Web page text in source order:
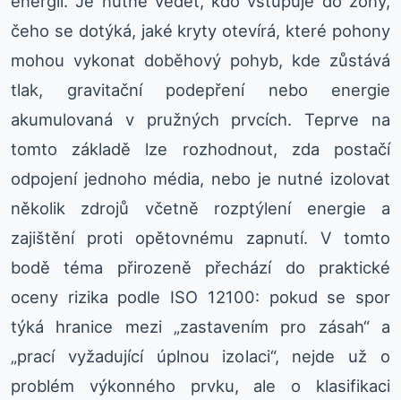
čeho se dotýká, jaké kryty otevírá, které pohony
mohou vykonat doběhový pohyb, kde zůstává
tlak, gravitační podepření nebo energie
akumulovaná v pružných prvcích. Teprve na
tomto základě lze rozhodnout, zda postačí
odpojení jednoho média, nebo je nutné izolovat
několik zdrojů včetně rozptýlení energie a
zajištění proti opětovnému zapnutí. V tomto
bodě téma přirozeně přechází do praktické
oceny rizika podle ISO 12100: pokud se spor
týká hranice mezi „zastavením pro zásah“ a
„prací vyžadující úplnou izolaci“, nejde už o
problém výkonného prvku, ale o klasifikaci